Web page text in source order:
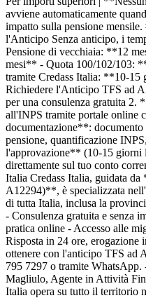
avviene automaticamente
impatto sulla pensione
l'Anticipo Senza anticipo, i
Pensione di vecchiaia: **12
mesi** - Quota 100/102/103:
tramite Credass Italia: **10-
Richiedere l'Anticipo TFS ad
per una consulenza gratuita
all'INPS tramite portale online
documentazione**:
pensione, quantificazione
l'approvazione** (10-15
direttamente sul tuo conto
Italia Credass Italia, guidata
A12294)**, è specializzata
di tutta Italia, inclusa la
- Consulenza gratuita e senza
pratica online - Accesso alle
Risposta in 24 ore,
ottenere con l'anticipo TFS ad
795 7297 o tramite
Magliulo, Agente in Attività
Italia opera su tutto il territorio